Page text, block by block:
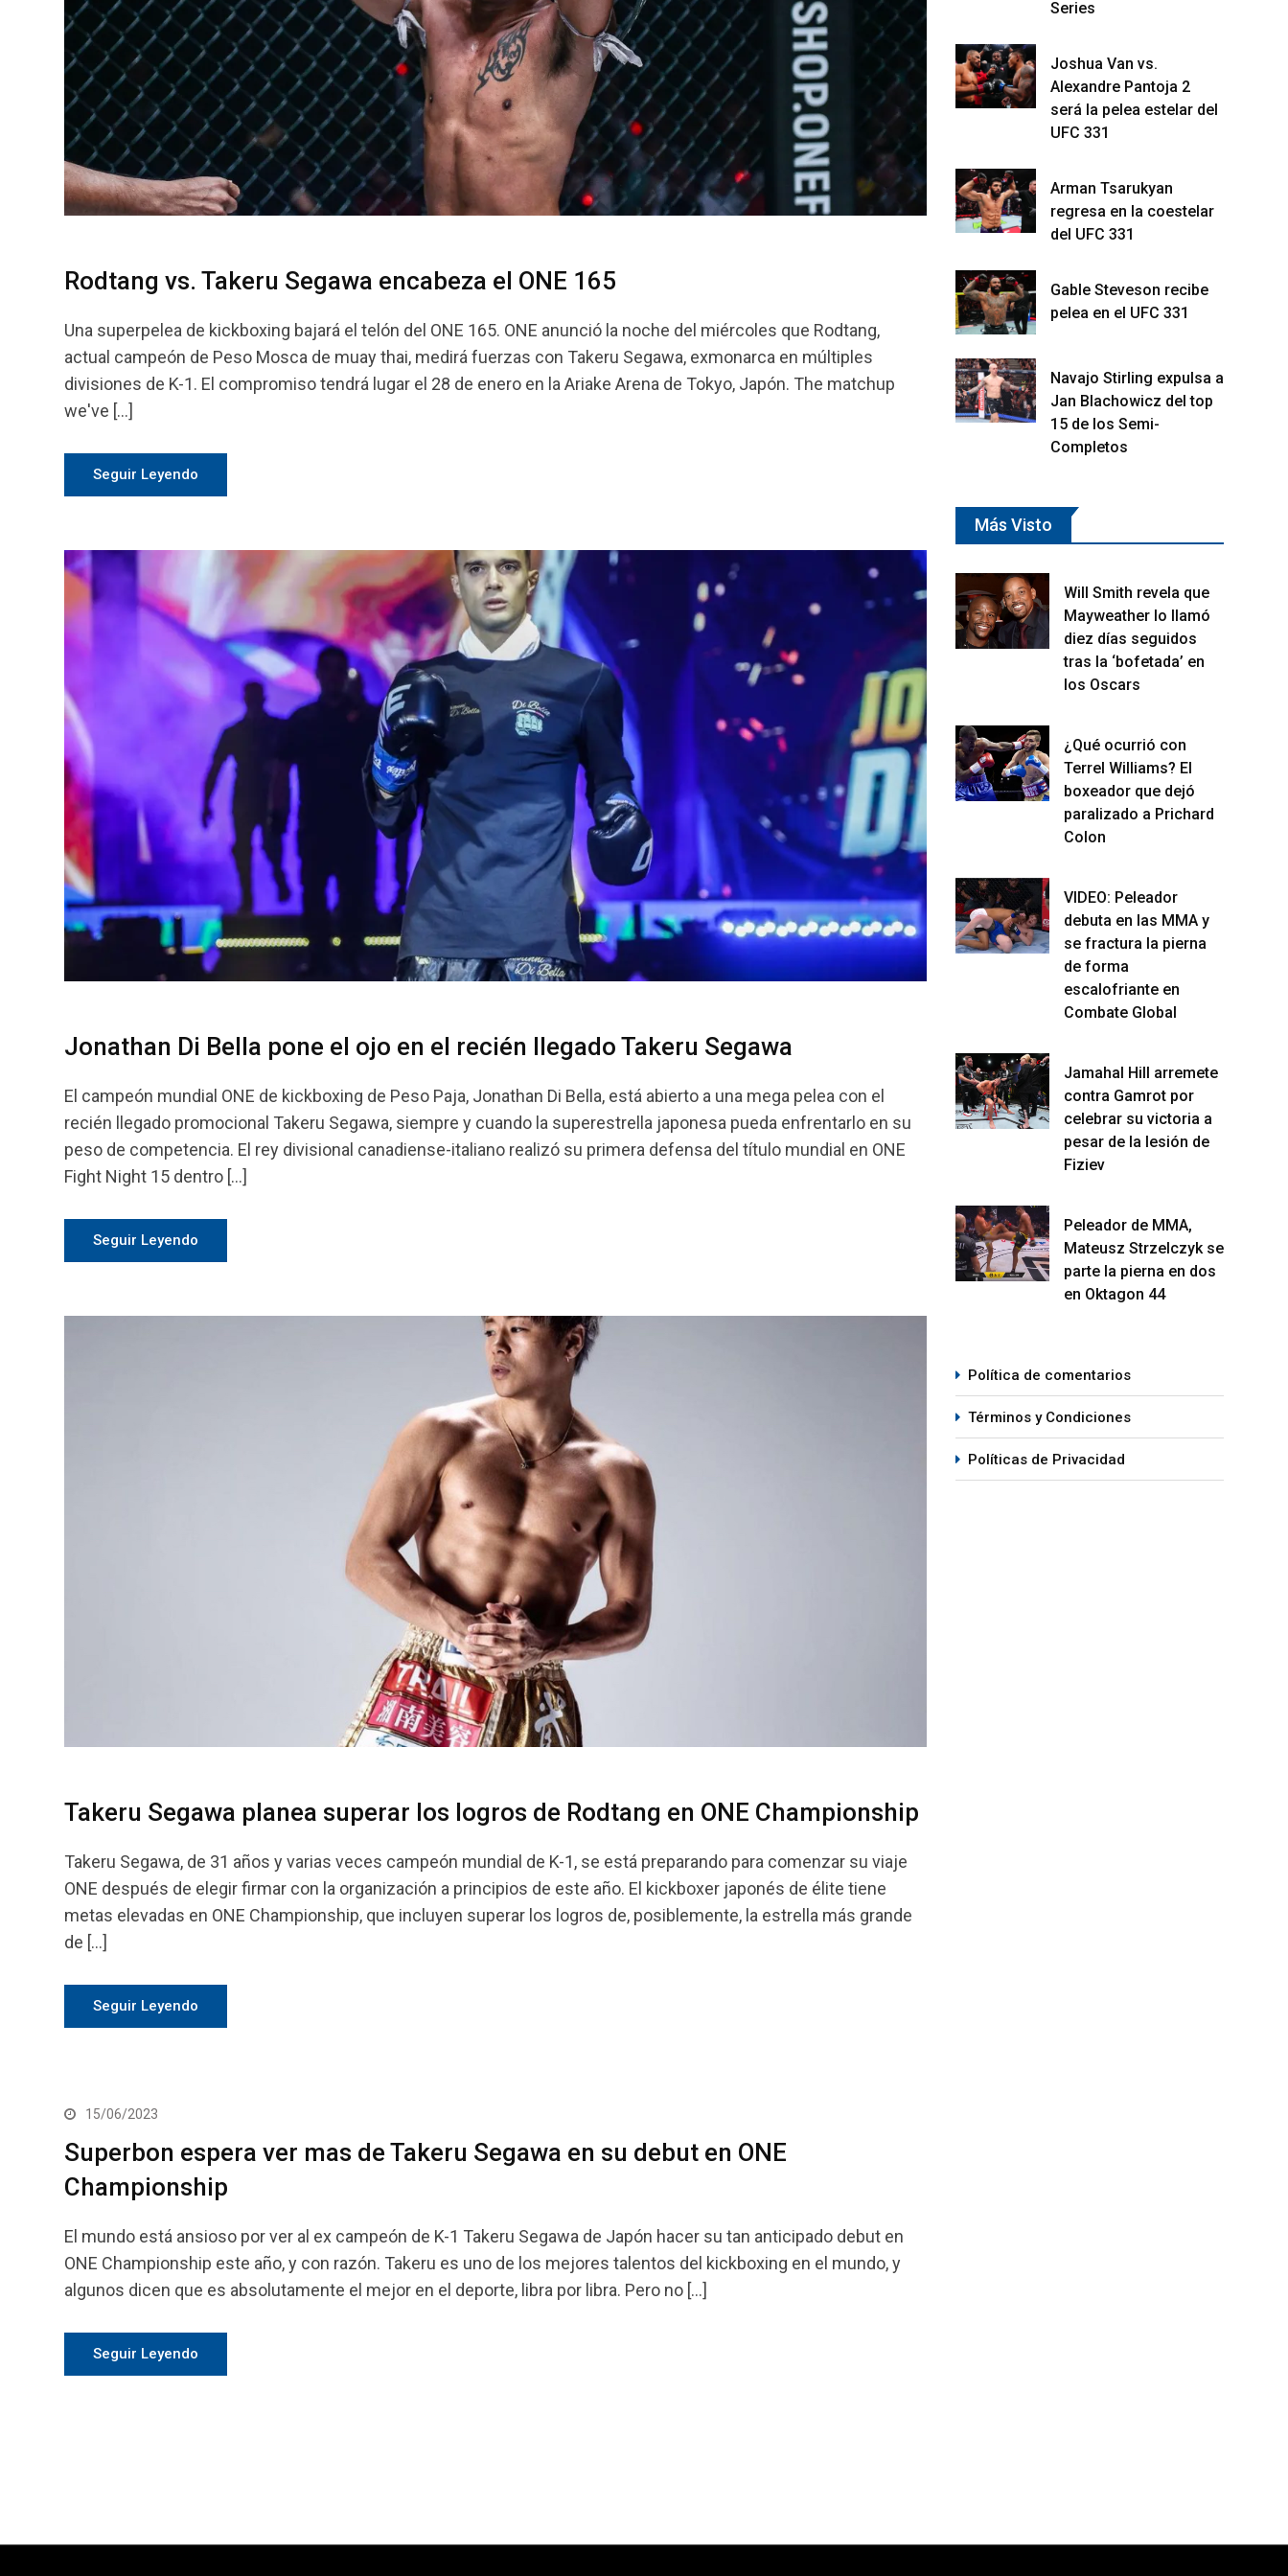
Rodtang vs. Takeru Segawa encabeza el ONE 165
Una superpelea de kickboxing bajará el telón del ONE 165. ONE anunció la noche del miércoles que Rodtang,
actual campeón de Peso Mosca de muay thai, medirá fuerzas con Takeru Segawa, exmonarca en múltiples
divisiones de K-1. El compromiso tendrá lugar el 28 de enero en la Ariake Arena de Tokyo, Japón. The matchup
we've […]
Seguir Leyendo
Jonathan Di Bella pone el ojo en el recién llegado Takeru Segawa
El campeón mundial ONE de kickboxing de Peso Paja, Jonathan Di Bella, está abierto a una mega pelea con el
recién llegado promocional Takeru Segawa, siempre y cuando la superestrella japonesa pueda enfrentarlo en su
peso de competencia. El rey divisional canadiense-italiano realizó su primera defensa del título mundial en ONE
Fight Night 15 dentro […]
Seguir Leyendo
Takeru Segawa planea superar los logros de Rodtang en ONE Championship
Takeru Segawa, de 31 años y varias veces campeón mundial de K-1, se está preparando para comenzar su viaje
ONE después de elegir firmar con la organización a principios de este año. El kickboxer japonés de élite tiene
metas elevadas en ONE Championship, que incluyen superar los logros de, posiblemente, la estrella más grande
de […]
Seguir Leyendo
15/06/2023
Superbon espera ver mas de Takeru Segawa en su debut en ONE
Championship
El mundo está ansioso por ver al ex campeón de K-1 Takeru Segawa de Japón hacer su tan anticipado debut en
ONE Championship este año, y con razón. Takeru es uno de los mejores talentos del kickboxing en el mundo, y
algunos dicen que es absolutamente el mejor en el deporte, libra por libra. Pero no […]
Seguir Leyendo
Series
Joshua Van vs.
Alexandre Pantoja 2
será la pelea estelar del
UFC 331
Arman Tsarukyan
regresa en la coestelar
del UFC 331
Gable Steveson recibe
pelea en el UFC 331
Navajo Stirling expulsa a
Jan Blachowicz del top
15 de los Semi-
Completos
Más Visto
Will Smith revela que
Mayweather lo llamó
diez días seguidos
tras la ‘bofetada’ en
los Oscars
¿Qué ocurrió con
Terrel Williams? El
boxeador que dejó
paralizado a Prichard
Colon
VIDEO: Peleador
debuta en las MMA y
se fractura la pierna
de forma
escalofriante en
Combate Global
Jamahal Hill arremete
contra Gamrot por
celebrar su victoria a
pesar de la lesión de
Fiziev
Peleador de MMA,
Mateusz Strzelczyk se
parte la pierna en dos
en Oktagon 44
Política de comentarios
Términos y Condiciones
Políticas de Privacidad